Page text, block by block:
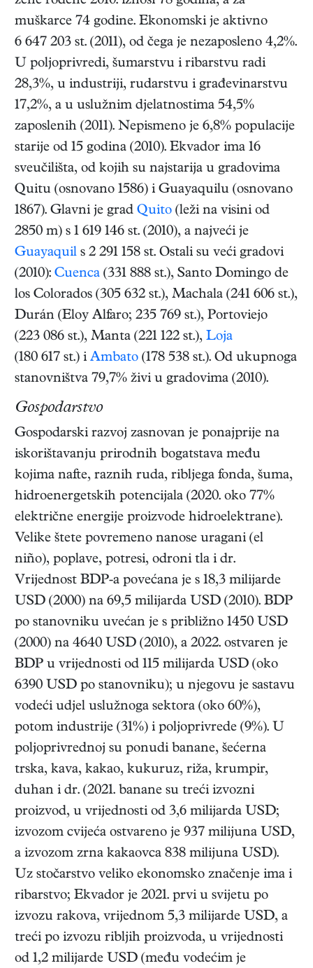
muškarce 74 godine. Ekonomski je aktivno
6 647 203 st. (2011), od čega je nezaposleno 4,2%.
U poljoprivredi, šumarstvu i ribarstvu radi
28,3%, u industriji, rudarstvu i građevinarstvu
17,2%, a u uslužnim djelatnostima 54,5%
zaposlenih (2011). Nepismeno je 6,8% populacije
starije od 15 godina (2010). Ekvador ima 16
sveučilišta, od kojih su najstarija u gradovima
Quitu (osnovano 1586) i Guayaquilu (osnovano
1867). Glavni je grad Quito (leži na visini od
2850 m) s 1 619 146 st. (2010), a najveći je
Guayaquil s 2 291 158 st. Ostali su veći gradovi
(2010): Cuenca (331 888 st.), Santo Domingo de
los Colorados (305 632 st.), Machala (241 606 st.),
Durán (Eloy Alfaro; 235 769 st.), Portoviejo
(223 086 st.), Manta (221 122 st.), Loja
(180 617 st.) i Ambato (178 538 st.). Od ukupnoga
stanovništva 79,7% živi u gradovima (2010).
Gospodarstvo
Gospodarski razvoj zasnovan je ponajprije na
iskorištavanju prirodnih bogatstava među
kojima nafte, raznih ruda, ribljega fonda, šuma,
hidroenergetskih potencijala (2020. oko 77%
električne energije proizvode hidroelektrane).
Velike štete povremeno nanose uragani (el
niño), poplave, potresi, odroni tla i dr.
Vrijednost BDP-a povećana je s 18,3 milijarde
USD (2000) na 69,5 milijarda USD (2010). BDP
po stanovniku uvećan je s približno 1450 USD
(2000) na 4640 USD (2010), a 2022. ostvaren je
BDP u vrijednosti od 115 milijarda USD (oko
6390 USD po stanovniku); u njegovu je sastavu
vodeći udjel uslužnoga sektora (oko 60%),
potom industrije (31%) i poljoprivrede (9%). U
poljoprivrednoj su ponudi banane, šećerna
trska, kava, kakao, kukuruz, riža, krumpir,
duhan i dr. (2021. banane su treći izvozni
proizvod, u vrijednosti od 3,6 milijarda USD;
izvozom cvijeća ostvareno je 937 milijuna USD,
a izvozom zrna kakaovca 838 milijuna USD).
Uz stočarstvo veliko ekonomsko značenje ima i
ribarstvo; Ekvador je 2021. prvi u svijetu po
izvozu rakova, vrijednom 5,3 milijarde USD, a
treći po izvozu ribljih proizvoda, u vrijednosti
od 1,2 milijarde USD (među vodećim je